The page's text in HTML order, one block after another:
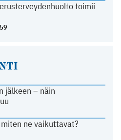
toimii
jälkeen – näin
ne vaikuttavat?